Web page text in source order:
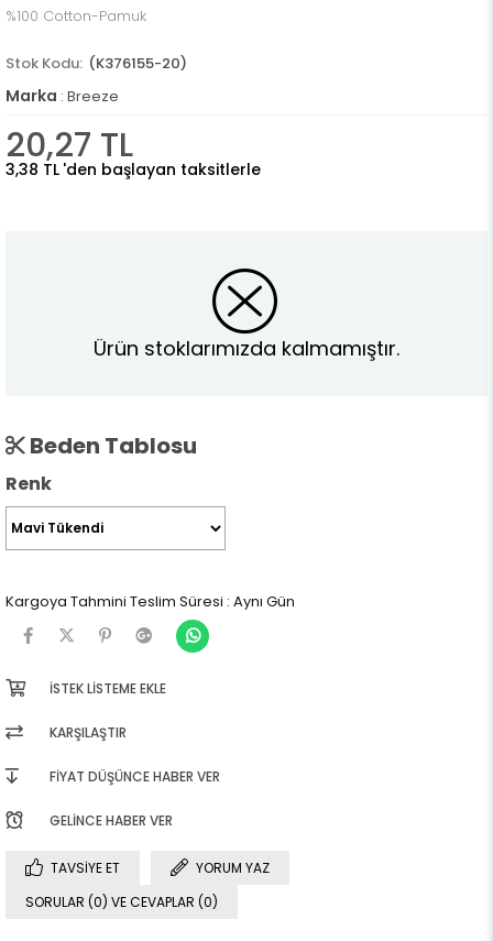
%100 Cotton-Pamuk
(K376155-20)
Marka : Breeze
20,27 TL
3,38 TL 'den başlayan taksitlerle
Ürün stoklarımızda kalmamıştır.
Beden Tablosu
Renk
Kargoya Tahmini Teslim Süresi : Aynı Gün
İSTEK LISTEME EKLE
KARŞILAŞTIR
FIYAT DÜŞÜNCE HABER VER
GELINCE HABER VER
TAVSIYE ET
YORUM YAZ
SORULAR (0) VE CEVAPLAR (0)